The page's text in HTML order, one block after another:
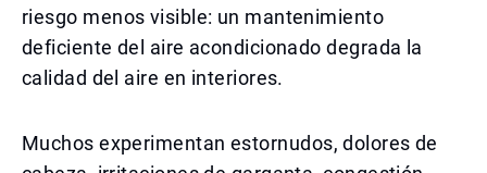
riesgo menos visible: un mantenimiento
deficiente del aire acondicionado degrada la
calidad del aire en interiores.
Muchos experimentan estornudos, dolores de